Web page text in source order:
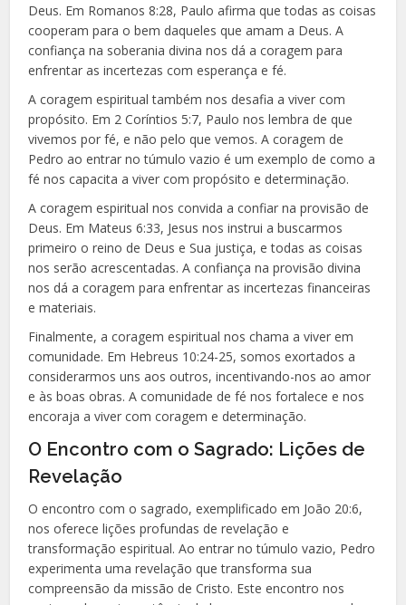
Deus. Em Romanos 8:28, Paulo afirma que todas as coisas
cooperam para o bem daqueles que amam a Deus. A
confiança na soberania divina nos dá a coragem para
enfrentar as incertezas com esperança e fé.
A coragem espiritual também nos desafia a viver com
propósito. Em 2 Coríntios 5:7, Paulo nos lembra de que
vivemos por fé, e não pelo que vemos. A coragem de
Pedro ao entrar no túmulo vazio é um exemplo de como a
fé nos capacita a viver com propósito e determinação.
A coragem espiritual nos convida a confiar na provisão de
Deus. Em Mateus 6:33, Jesus nos instrui a buscarmos
primeiro o reino de Deus e Sua justiça, e todas as coisas
nos serão acrescentadas. A confiança na provisão divina
nos dá a coragem para enfrentar as incertezas financeiras
e materiais.
Finalmente, a coragem espiritual nos chama a viver em
comunidade. Em Hebreus 10:24-25, somos exortados a
considerarmos uns aos outros, incentivando-nos ao amor
e às boas obras. A comunidade de fé nos fortalece e nos
encoraja a viver com coragem e determinação.
O Encontro com o Sagrado: Lições de
Revelação
O encontro com o sagrado, exemplificado em João 20:6,
nos oferece lições profundas de revelação e
transformação espiritual. Ao entrar no túmulo vazio, Pedro
experimenta uma revelação que transforma sua
compreensão da missão de Cristo. Este encontro nos